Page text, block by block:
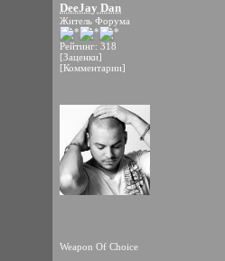
DeeJay Dan
Житель Форума
Рейтинг: 318
[Заценки]
[Комментарии]
Weapon Of Choice